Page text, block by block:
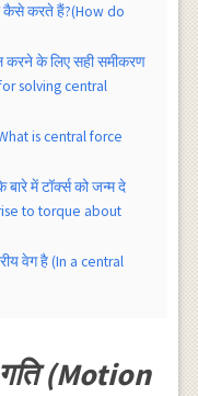
कैसे करते हैं?(How do
करने के लिए सही समीकरण
solving central
is central force
में टाॅर्क्स को जन्म दे
to torque about
वेग है (In a central
(Motion